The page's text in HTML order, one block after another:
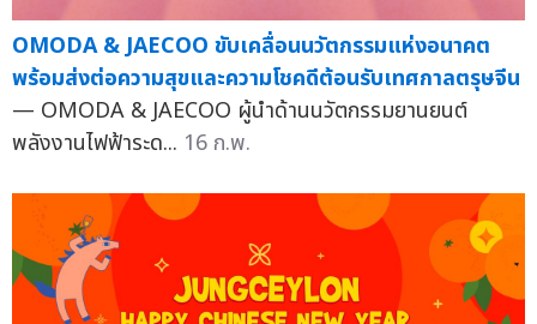
OMODA & JAECOO ขับเคลื่อนนวัตกรรมแห่งอนาคต
พร้อมส่งต่อความสุขและความโชคดีต้อนรับเทศกาลตรุษจีน
— OMODA & JAECOO ผู้นำด้านนวัตกรรมยานยนต์
พลังงานไฟฟ้าระด... 16 ก.พ.